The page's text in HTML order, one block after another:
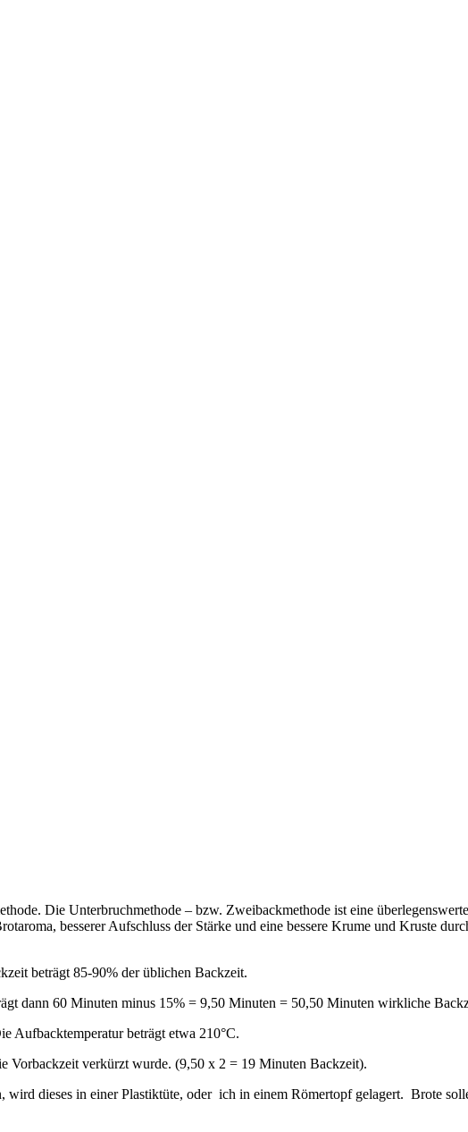
Die Unterbruchmethode – bzw. Zweibackmethode ist eine
besserer Aufschluss der Stärke und eine bessere Krume und Kruste
beträgt 85-90% der üblichen Backzeit.
dann 60 Minuten minus 15% = 9,50 Minuten = 50,50 Minuten wirkliche
Aufbacktemperatur beträgt etwa 210°C.
Vorbackzeit verkürzt wurde. (9,50 x 2 = 19 Minuten Backzeit).
dieses in einer Plastiktüte, oder ich in einem Römertopf gelagert. Brote